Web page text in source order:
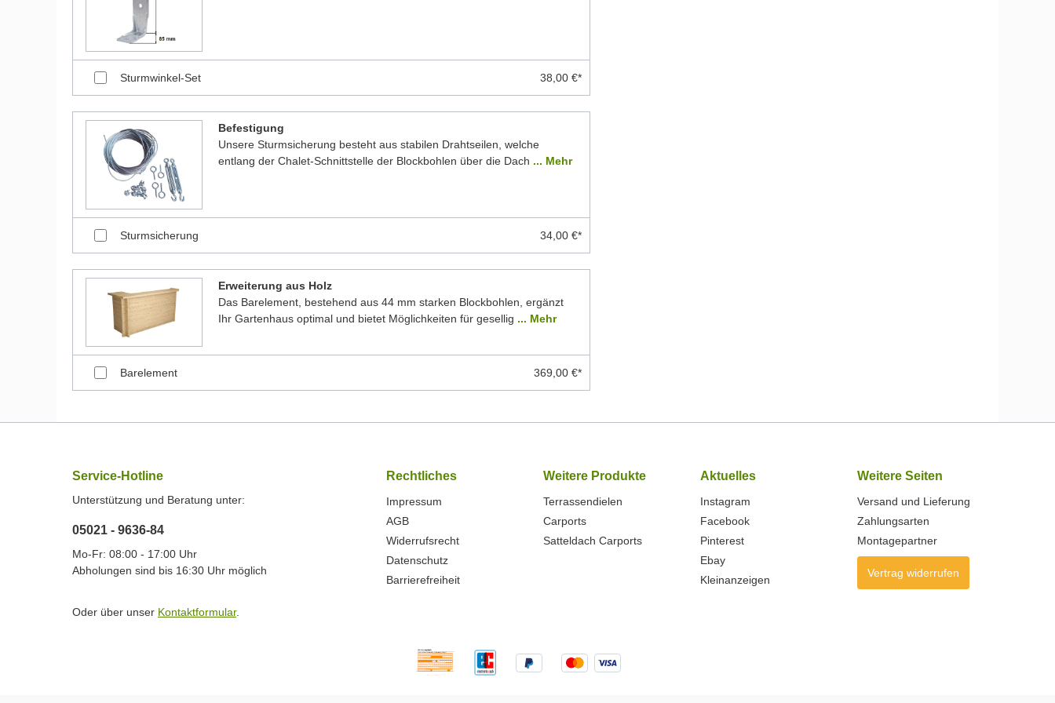
Sturmwinkel-Set 38,00 €*
Befestigung
Unsere Sturmsicherung besteht aus stabilen Drahtseilen, welche
entlang der Chalet-Schnittstelle der Blockbohlen über die Dach ... Mehr
Sturmsicherung 34,00 €*
Erweiterung aus Holz
Das Barelement, bestehend aus 44 mm starken Blockbohlen, ergänzt
Ihr Gartenhaus optimal und bietet Möglichkeiten für gesellig ... Mehr
Barelement 369,00 €*
Service-Hotline
Unterstützung und Beratung unter:
05021 - 9636-84
Mo-Fr: 08:00 - 17:00 Uhr
Abholungen sind bis 16:30 Uhr möglich
Oder über unser Kontaktformular.
Rechtliches
Impressum
AGB
Widerrufsrecht
Datenschutz
Barrierefreiheit
Weitere Produkte
Terrassendielen
Carports
Satteldach Carports
Aktuelles
Instagram
Facebook
Pinterest
Ebay
Kleinanzeigen
Weitere Seiten
Versand und Lieferung
Zahlungsarten
Montagepartner
Vertrag widerrufen